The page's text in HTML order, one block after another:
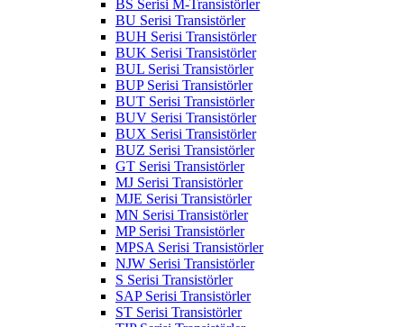
BS Serisi M-Transistörler
BU Serisi Transistörler
BUH Serisi Transistörler
BUK Serisi Transistörler
BUL Serisi Transistörler
BUP Serisi Transistörler
BUT Serisi Transistörler
BUV Serisi Transistörler
BUX Serisi Transistörler
BUZ Serisi Transistörler
GT Serisi Transistörler
MJ Serisi Transistörler
MJE Serisi Transistörler
MN Serisi Transistörler
MP Serisi Transistörler
MPSA Serisi Transistörler
NJW Serisi Transistörler
S Serisi Transistörler
SAP Serisi Transistörler
ST Serisi Transistörler